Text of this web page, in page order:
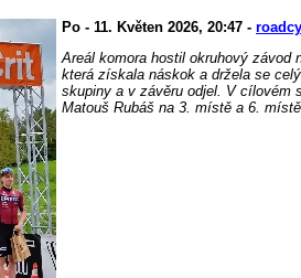
Po - 11. Květen 2026, 20:47 -
Areál komora hostil okruhový
která získala náskok a držela se
skupiny a v závěru odjel. V cílovém
Matouš Rubáš na 3. místě a 6.